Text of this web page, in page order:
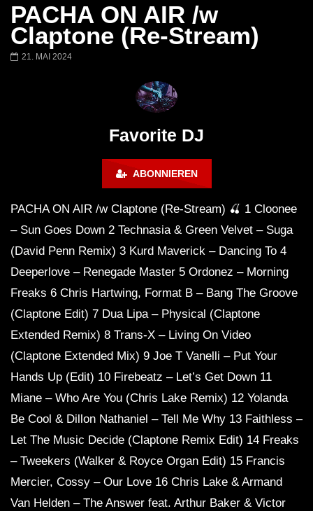
PACHA ON AIR /w
Claptone (Re-Stream)
21. MAI 2024
Favorite DJ
ABONNIEREN
PACHA ON AIR /w Claptone (Re-Stream) 🍒 1 Cloonee
– Sun Goes Down 2 Technasia & Green Velvet – Suga
(David Penn Remix) 3 Kurd Maverick – Dancing To 4
Deeperlove – Renegade Master 5 Ordonez – Morning
Freaks 6 Chris Hartwing, Format B – Bang The Groove
(Claptone Edit) 7 Dua Lipa – Physical (Claptone
Extended Remix) 8 Trans-X – Living On Video
(Claptone Extended Mix) 9 Joe T Vanelli – Put Your
Hands Up (Edit) 10 Firebeatz – Let’s Get Down 11
Miane – Who Are You (Chris Lake Remix) 12 Yolanda
Be Cool & Dillon Nathaniel – Tell Me Why 13 Faithless –
Let The Music Decide (Claptone Remix Edit) 14 Freaks
– Tweekers (Walker & Royce Organ Edit) 15 Francis
Mercier, Cossy – Our Love 16 Chris Lake & Armand
Van Helden – The Answer feat. Arthur Baker & Victor